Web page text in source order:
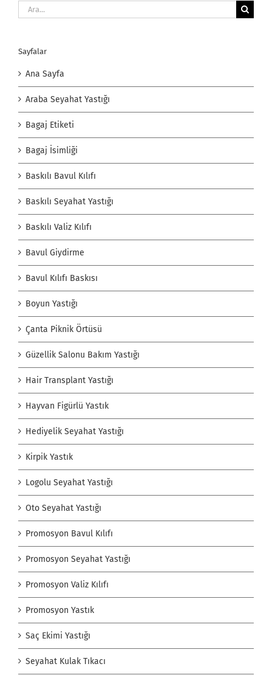
Ara:
Sayfalar
Ana Sayfa
Araba Seyahat Yastığı
Bagaj Etiketi
Bagaj İsimliği
Baskılı Bavul Kılıfı
Baskılı Seyahat Yastığı
Baskılı Valiz Kılıfı
Bavul Giydirme
Bavul Kılıfı Baskısı
Boyun Yastığı
Çanta Piknik Örtüsü
Güzellik Salonu Bakım Yastığı
Hair Transplant Yastığı
Hayvan Figürlü Yastık
Hediyelik Seyahat Yastığı
Kirpik Yastık
Logolu Seyahat Yastığı
Oto Seyahat Yastığı
Promosyon Bavul Kılıfı
Promosyon Seyahat Yastığı
Promosyon Valiz Kılıfı
Promosyon Yastık
Saç Ekimi Yastığı
Seyahat Kulak Tıkacı